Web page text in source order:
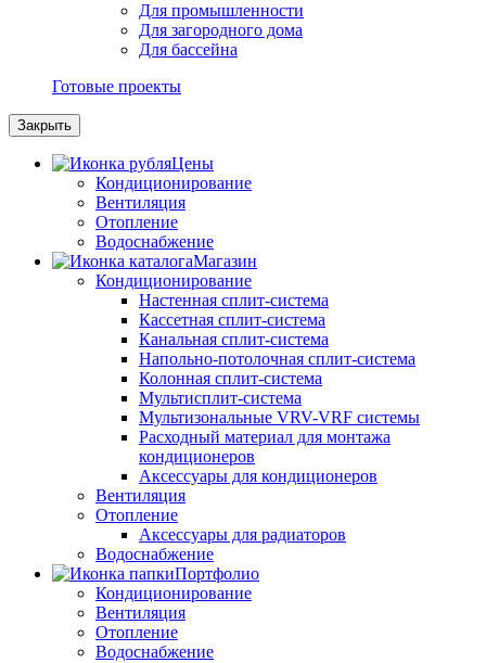
Для промышленности
Для загородного дома
Для бассейна
Готовые проекты
Закрыть
Цены
Кондиционирование
Вентиляция
Отопление
Водоснабжение
Магазин
Кондиционирование
Настенная сплит-система
Кассетная сплит-система
Канальная сплит-система
Напольно-потолочная сплит-система
Колонная сплит-система
Мультисплит-система
Мультизональные VRV-VRF системы
Расходный материал для монтажа
кондиционеров
Аксессуары для кондиционеров
Вентиляция
Отопление
Аксессуары для радиаторов
Водоснабжение
Портфолио
Кондиционирование
Вентиляция
Отопление
Водоснабжение